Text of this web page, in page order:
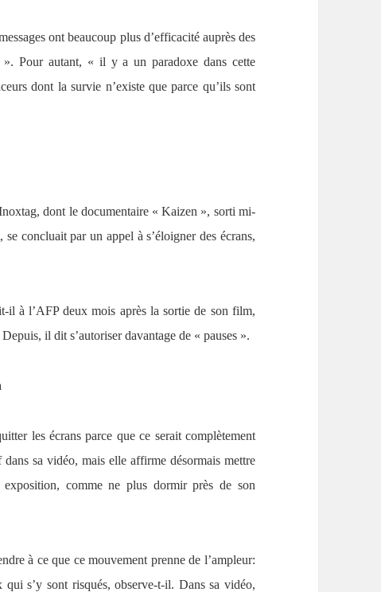
ont beaucoup plus d’efficacité auprès des
». Pour autant, « il y a un paradoxe dans cette
dont la survie n’existe que parce qu’ils sont
dont le documentaire « Kaizen », sorti mi-
concluait par un appel à s’éloigner des écrans,
il à l’AFP deux mois après la sortie de son film,
il dit s’autoriser davantage de « pauses ».
les écrans parce que ce serait complètement
sa vidéo, mais elle affirme désormais mettre
comme ne plus dormir près de son
à ce que ce mouvement prenne de l’ampleur:
s’y sont risqués, observe-t-il. Dans sa vidéo,